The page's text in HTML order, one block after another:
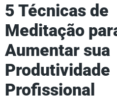
5 Técnicas de
Meditação
Aumentar sua
Produtividade
Profissional